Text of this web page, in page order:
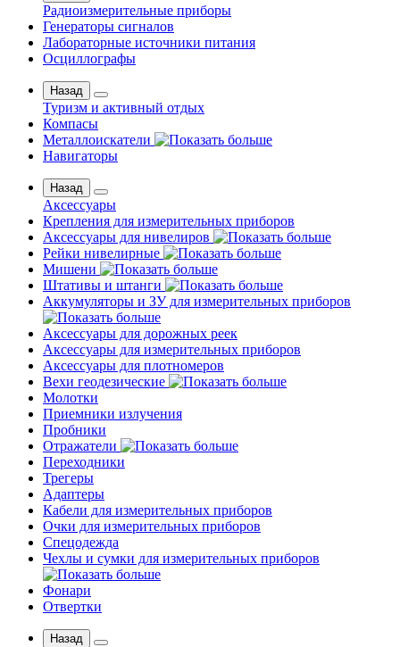
Радиоизмерительные приборы
Генераторы сигналов
Лабораторные источники питания
Осциллографы
Назад
Туризм и активный отдых
Компасы
Металлоискатели
Навигаторы
Назад
Аксессуары
Крепления для измерительных приборов
Аксессуары для нивелиров
Рейки нивелирные
Мишени
Штативы и штанги
Аккумуляторы и ЗУ для измерительных приборов
Аксессуары для дорожных реек
Аксессуары для измерительных приборов
Аксессуары для плотномеров
Вехи геодезические
Молотки
Приемники излучения
Пробники
Отражатели
Переходники
Трегеры
Адаптеры
Кабели для измерительных приборов
Очки для измерительных приборов
Спецодежда
Чехлы и сумки для измерительных приборов
Фонари
Отвертки
Назад